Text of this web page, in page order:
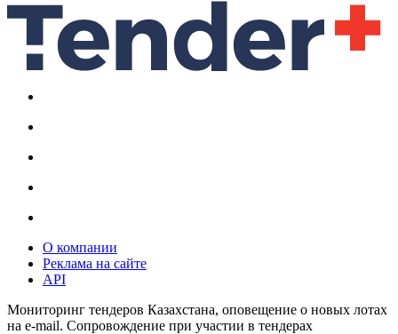
О компании
Реклама на сайте
API
Мониторинг тендеров Казахстана, оповещение о новых лотах
на e-mail. Сопровождение при участии в тендерах